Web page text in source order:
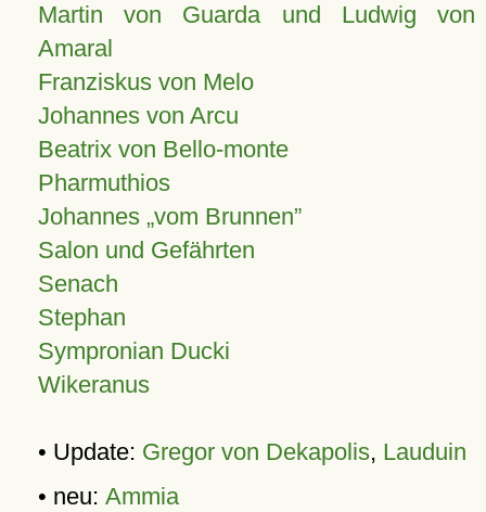
Martin von Guarda und Ludwig von
Amaral
Franziskus von Melo
Johannes von Arcu
Beatrix von Bello-monte
Pharmuthios
Johannes vom Brunnen
Salon und Gefährten
Senach
Stephan
Sympronian Ducki
Wikeranus
• Update: Gregor von Dekapolis, Lauduin
• neu: Ammia